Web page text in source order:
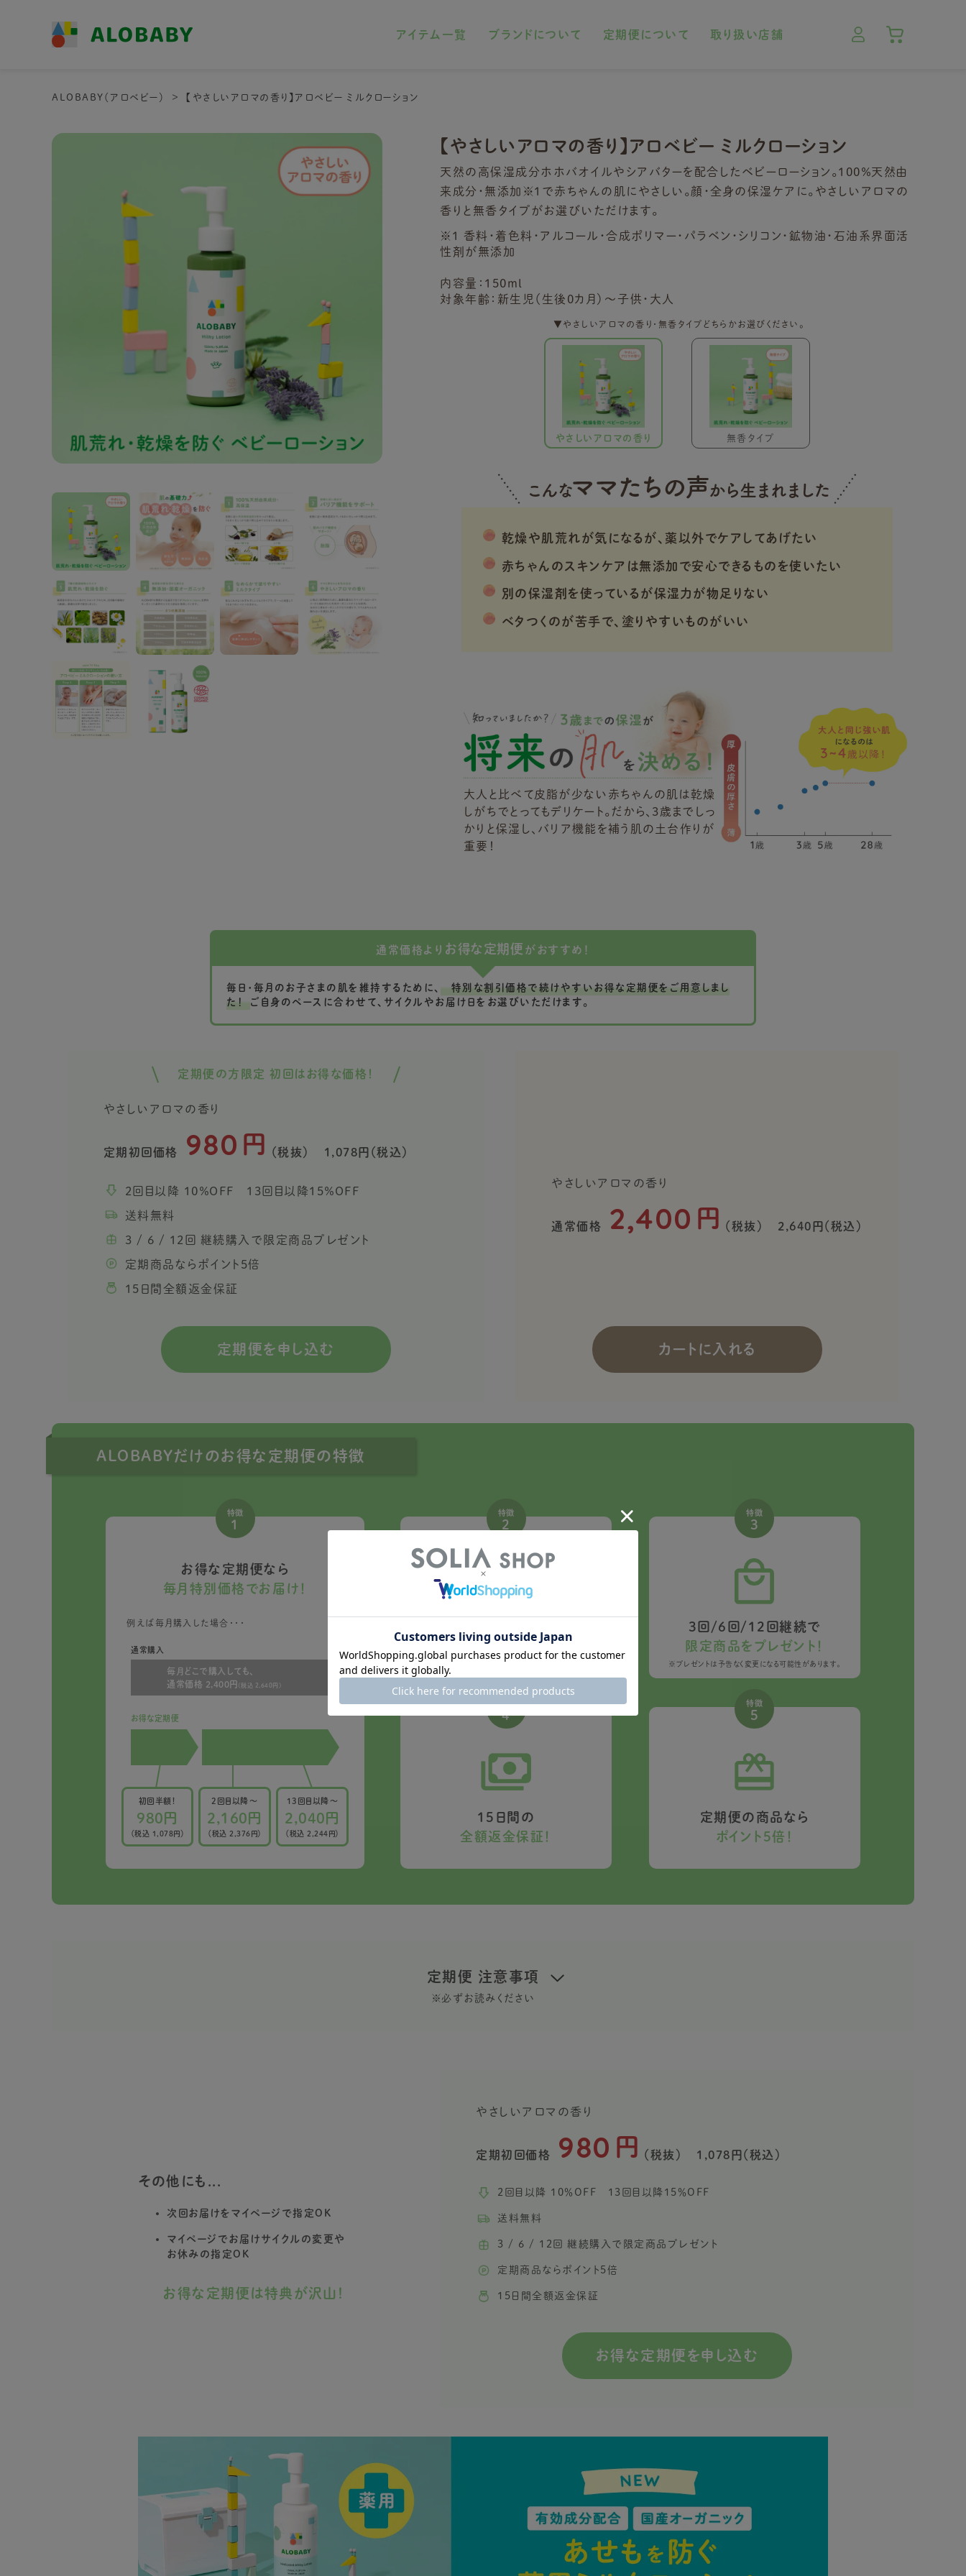
アイテム一覧 ブランドについて 定期便について 取り扱い店舗
ALOBABY（アロベビー） 【やさしいアロマの香り】アロベビー ミルクローション
【やさしいアロマの香り】アロベビー ミルクローション
天然の高保湿成分ホホバオイルやシアバターを配合したベビーローション。100％天然由
来成分・無添加 ※1 で赤ちゃんの肌にやさしい。顔・全身の保湿ケアに。やさしいアロマの
香りと無香タイプがお選びいただけます。
※1 香料・着色料・アルコール・合成ポリマー・パラベン・シリコン・鉱物油・石油系界面活
性剤が無添加
内容量：150ml
対象年齢：新生児（生後0カ月）～子供・大人
▼やさしいアロマの香り・無香タイプどちらかお選びください。
やさしいアロマの香り 無香タイプ
乾燥や肌荒れが気になるが、薬以外でケアしてあげたい
赤ちゃんのスキンケアは無添加で安心できるものを使いたい
別の保湿剤を使っているが保湿力が物足りない
ベタつくのが苦手で、塗りやすいものがいい
大人と比べて皮脂が少ない赤ちゃんの肌は乾燥
しがちでとってもデリケート。だから、3歳までしっ
かりと保湿し、バリア機能を補う肌の土台作りが
重要！
通常価格より お得な定期便 がおすすめ！
毎日・毎月のお子さまの肌を維持するために、
特別な割引価格で続けやすいお得な定期便をご用意しまし
た！
ご自身のペースに合わせて、サイクルやお届け日をお選びいただけます。
定期便の方限定 初回はお得な価格！
やさしいアロマの香り
定期初回価格 980 円 （税抜） 1,078円（税込）
2回目以降 10％OFF 13回目以降15％OFF
送料無料
3 / 6 / 12回 継続購入で限定商品プレゼント
定期商品ならポイント5倍
15日間全額返金保証
定期便を申し込む
やさしいアロマの香り
通常価格 2,400 円 （税抜） 2,640円（税込）
カートに入れる
ALOBABYだけのお得な定期便の特徴
特徴
1
お得な定期便なら
毎月特別価格でお届け！
例えば毎月購入した場合・・・
通常購入
毎月どこで購入しても、
通常価格 2,400円
(税込 2,640円)
お得な定期便
初回半額！
980円
（税込 1,078円）
2回目以降〜
2,160円
（税込 2,376円）
13回目以降〜
2,040円
（税込 2,244円）
特徴
2
毎回送料無料！
※通常送料 600円（税抜）
特徴
3
3回/6回/12回継続で
限定商品をプレゼント！
※プレゼントは予告なく変更になる可能性があります。
特徴
4
15日間の
全額返金保証！
特徴
5
定期便の商品なら
ポイント5倍！
定期便 注意事項
※必ずお読みください
その他にも...
次回お届けをマイページで指定OK
マイページでお届けサイクルの変更や
お休みの指定OK
お得な定期便は特典が沢山！
やさしいアロマの香り
定期初回価格 980 円 （税抜） 1,078円（税込）
2回目以降 10％OFF 13回目以降15％OFF
送料無料
3 / 6 / 12回 継続購入で限定商品プレゼント
定期商品ならポイント5倍
15日間全額返金保証
お得な定期便を申し込む